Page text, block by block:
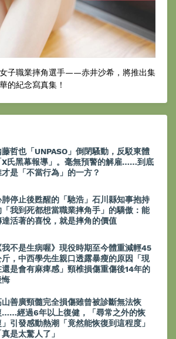
子職業摔角選手——赤井沙希，將推出集
的紀念寫真集！
藤哲也「UNPASO」倒閉騷動，反駁東體
X氏黑幕報導」。毫無預警的解雇……到底
才是「不當行為」的一方？
肺停止後甦醒的「馳浩」石川縣知事抱持
「我到死都想當職業摔角手」的驕傲：能
達活著的喜悅，就是摔角的價值
我不是生病喔》現役時期至今體重減輕45
斤，中西學先生親口透露暴瘦的原因「現
還是會有麻痺感」頸椎損傷重傷後14年的
悔
山善廣頸髓完全損傷雖曾被診斷無法恢
……經過6年以上復健，「尋常之外的恢
」引發感動熱潮「竟然能恢復到這程度」
真是太驚人了」